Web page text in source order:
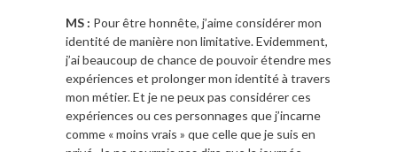
MS : Pour être honnête, j’aime considérer mon
identité de manière non limitative. Evidemment,
j’ai beaucoup de chance de pouvoir étendre mes
expériences et prolonger mon identité à travers
mon métier. Et je ne peux pas considérer ces
expériences ou ces personnages que j’incarne
comme « moins vrais » que celle que je suis en